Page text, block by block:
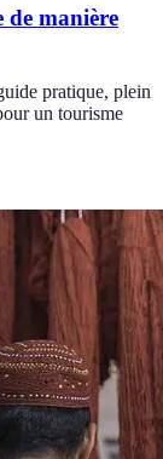
de manière
pratique, plein
un tourisme